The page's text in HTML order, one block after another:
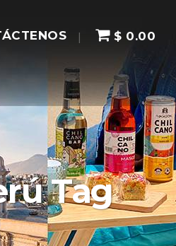
$ 0.00
Tag